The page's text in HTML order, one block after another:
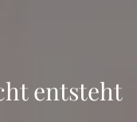
entsteht